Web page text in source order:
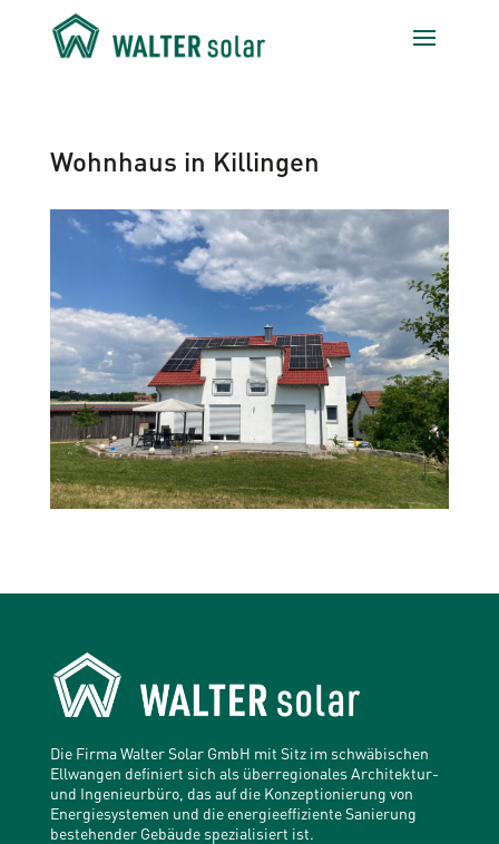
Wohnhaus in Killingen
Die Firma Walter Solar GmbH mit Sitz im schwäbischen
Ellwangen definiert sich als überregionales Architektur-
und Ingenieurbüro, das auf die Konzeptionierung von
Energiesystemen und die energieeffiziente Sanierung
bestehender Gebäude spezialisiert ist.